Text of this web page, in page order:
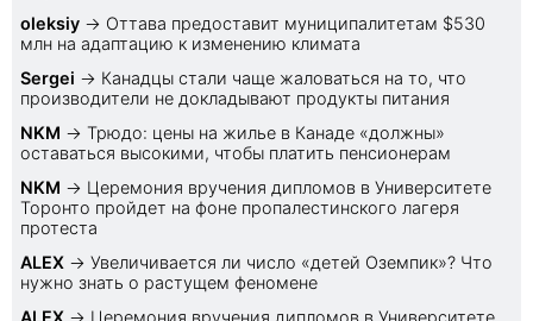
oleksiy → Оттава предоставит муниципалитетам $530
млн на адаптацию к изменению климата
Sеrgei → Канадцы стали чаще жаловаться на то, что
производители не докладывают продукты питания
NKM → Трюдо: цены на жилье в Канаде «должны»
оставаться высокими, чтобы платить пенсионерам
NKM → Церемония вручения дипломов в Университете
Торонто пройдет на фоне пропалестинского лагеря
протеста
ALEX → Увеличивается ли число «детей Оземпик»? Что
нужно знать о растущем феномене
ALEX → Церемония вручения дипломов в Университете